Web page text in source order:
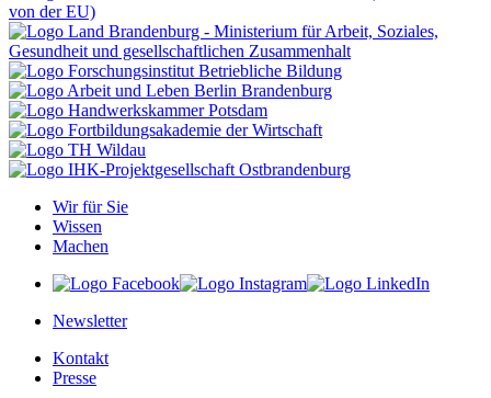
Wir für Sie
Wissen
Machen
Newsletter
Kontakt
Presse